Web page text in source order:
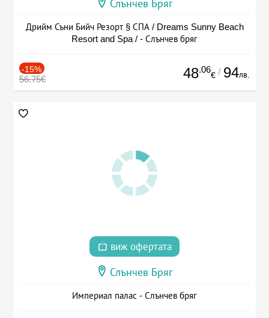
Слънчев Бряг
Дрийм Съни Бийч Резорт § СПА / Dreams Sunny Beach
Resort and Spa / - Слънчев бряг
-15%
56.75€ 48.06
€ / 94лв.
виж офертата
Слънчев Бряг
Империал палас - Слънчев бряг